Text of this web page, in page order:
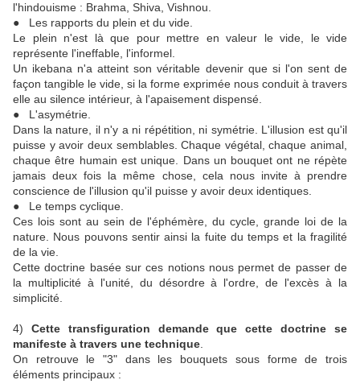
l'hindouisme : Brahma, Shiva, Vishnou.
● Les rapports du plein et du vide.
Le plein n'est là que pour mettre en valeur le vide, le vide
représente l'ineffable, l'informel.
Un ikebana n'a atteint son véritable devenir que si l'on sent de
façon tangible le vide, si la forme exprimée nous conduit à travers
elle au silence intérieur, à l'apaisement dispensé.
● L'asymétrie.
Dans la nature, il n'y a ni répétition, ni symétrie. L'illusion est qu'il
puisse y avoir deux semblables. Chaque végétal, chaque animal,
chaque être humain est unique. Dans un bouquet ont ne répète
jamais deux fois la même chose, cela nous invite à prendre
conscience de l'illusion qu'il puisse y avoir deux identiques.
● Le temps cyclique.
Ces lois sont au sein de l'éphémère, du cycle, grande loi de la
nature. Nous pouvons sentir ainsi la fuite du temps et la fragilité
de la vie.
Cette doctrine basée sur ces notions nous permet de passer de
la multiplicité à l'unité, du désordre à l'ordre, de l'excès à la
simplicité.
4) Cette transfiguration demande que cette doctrine se
manifeste à travers une technique
On retrouve le "3" dans les bouquets sous forme de trois
éléments principaux :